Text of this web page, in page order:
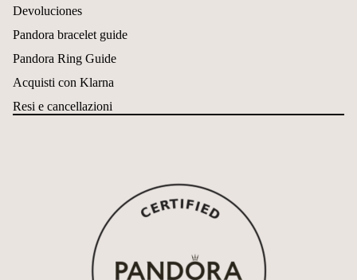
Devoluciones
Pandora bracelet guide
Pandora Ring Guide
Acquisti con Klarna
Resi e cancellazioni